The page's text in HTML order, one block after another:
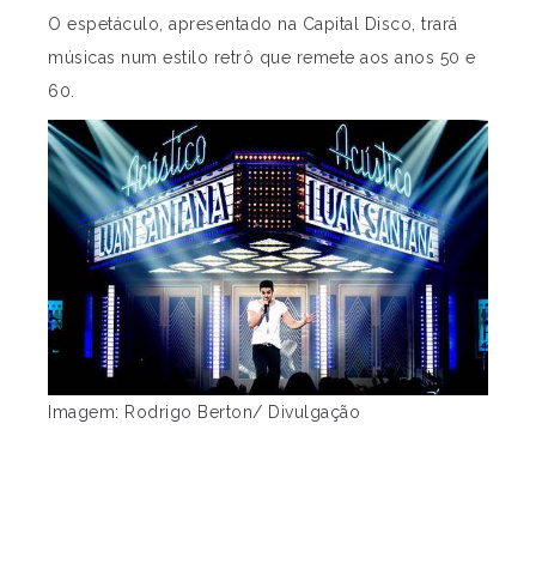
O espetáculo, apresentado na Capital Disco, trará
músicas num estilo retrô que remete aos anos 50 e
60.
Imagem: Rodrigo Berton/ Divulgação